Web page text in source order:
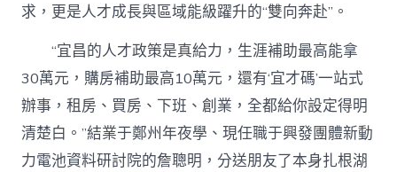
求，更是人才成長與區域能級躍升的“雙向奔赴”。
“宜昌的人才政策是真給力，生涯補助最高能拿
30萬元，購房補助最高10萬元，還有‘宜才碼’一站式
辦事，租房、買房、下班、創業，全都給你設定得明
清楚白。”結業于鄭州年夜學、現任職于興發團體新動
力電池資料研討院的詹聰明，分送朋友了本身扎根湖